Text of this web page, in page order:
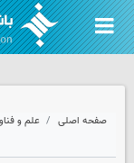
صفحه اصلی علم و